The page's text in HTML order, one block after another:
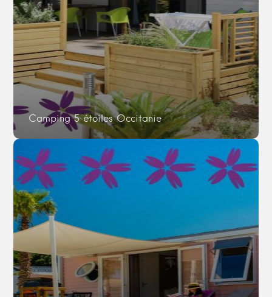
Camping 5 étoiles Occitanie